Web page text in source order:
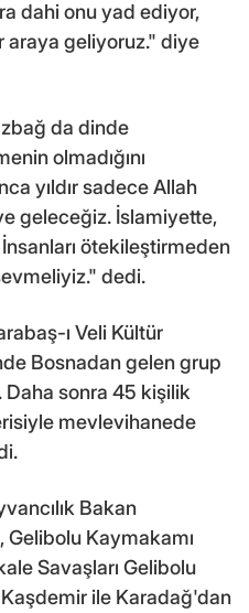
dahi onu yad ediyor,
araya geliyoruz." diye
da dinde
olmadığını
yıldır sadece Allah
geleceğiz. İslamiyette,
İnsanları ötekileştirmeden
dedi.
ı Veli Kültür
Bosnadan gelen grup
Daha sonra 45 kişilik
mevlevihanede
Bakan
Gelibolu Kaymakamı
Savaşları Gelibolu
ile Karadağ'dan